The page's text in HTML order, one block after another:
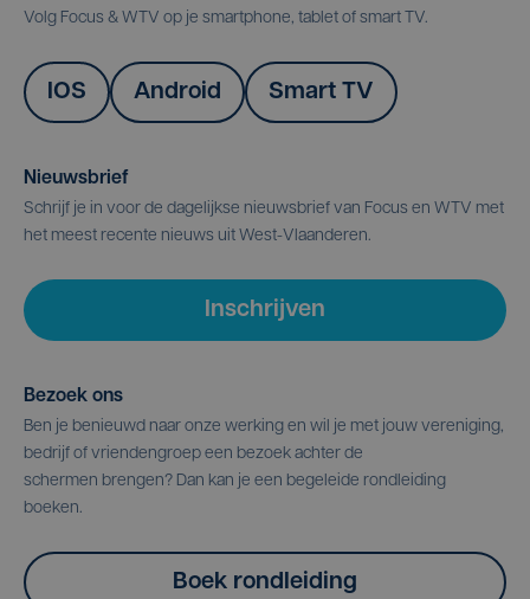
Volg Focus & WTV op je smartphone, tablet of smart TV.
IOS Android Smart TV
Nieuwsbrief
Schrijf je in voor de dagelijkse nieuwsbrief van Focus en WTV met
het meest recente nieuws uit West-Vlaanderen.
Inschrijven
Bezoek ons
Ben je benieuwd naar onze werking en wil je met jouw vereniging,
bedrijf of vriendengroep een bezoek achter de
schermen brengen? Dan kan je een begeleide rondleiding
boeken.
Boek rondleiding